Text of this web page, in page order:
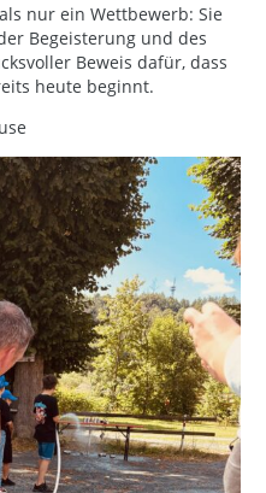
nur ein Wettbewerb: Sie
Begeisterung und des
Beweis dafür, dass
heute beginnt.